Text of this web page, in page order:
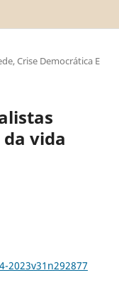
Crise Democrática E
vida
2023v31n292877